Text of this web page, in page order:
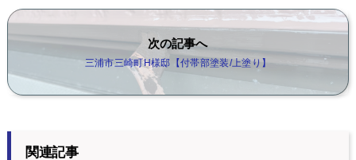
次の記事へ
三浦市三崎町H様邸【付帯部塗装/上塗り】
関連記事